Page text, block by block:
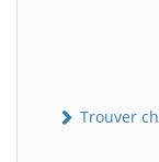
Trouver